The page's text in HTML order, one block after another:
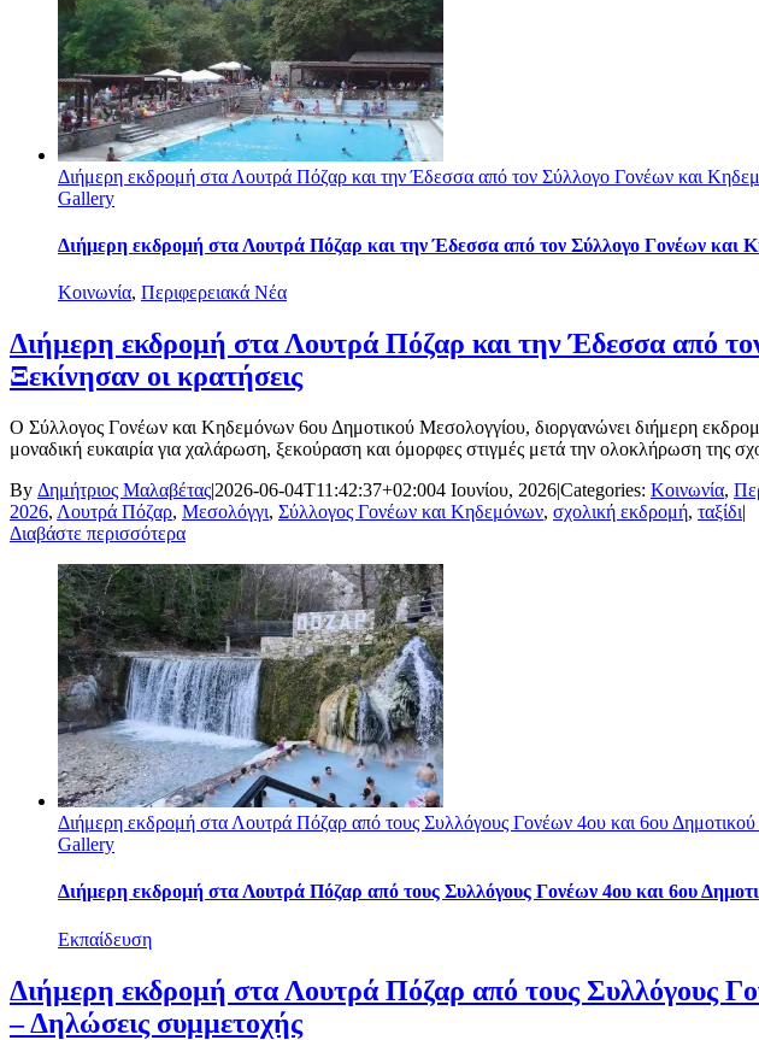
Διήμερη εκδρομή στα Λουτρά Πόζαρ και την Έδεσσα από τον Σύλλογο Γονέων και
Gallery
Διήμερη εκδρομή στα Λουτρά Πόζαρ και την Έδεσσα από τον Σύλλογο Γονέων και
Κοινωνία, Περιφερειακά Νέα
Διήμερη εκδρομή στα Λουτρά Πόζαρ και την Έδεσσα από
Ξεκίνησαν οι κρατήσεις
Ο Σύλλογος Γονέων και Κηδεμόνων 6ου Δημοτικού Μεσολογγίου, διοργανώνει διήμερη
μοναδική ευκαιρία για χαλάρωση, ξεκούραση και όμορφες στιγμές μετά την ολοκλήρωση της
By Δημήτριος Μαλαβέτας|2026-06-04T11:42:37+02:004 Ιουνίου, 2026|Categories: Κοινωνία,
2026, Λουτρά Πόζαρ, Μεσολόγγι, Σύλλογος Γονέων και Κηδεμόνων, σχολική εκδρομή, ταξίδι|
Διαβάστε περισσότερα
Διήμερη εκδρομή στα Λουτρά Πόζαρ από τους Συλλόγους Γονέων 4ου και 6ου
Gallery
Διήμερη εκδρομή στα Λουτρά Πόζαρ από τους Συλλόγους Γονέων 4ου και 6ου
Εκπαίδευση
Διήμερη εκδρομή στα Λουτρά Πόζαρ από τους Συλλόγους
– Δηλώσεις συμμετοχής